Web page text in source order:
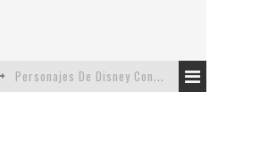
Personajes De Disney Con Vestuarios Contemporáneos